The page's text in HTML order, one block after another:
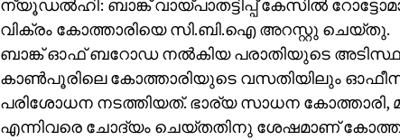
ന്യൂഡല്‍ഹി: ബാങ്ക് വായ്പാതട്ടിപ്പ് കേസില്‍
വിക്രം കോത്താരിയെ സി.ബി.ഐ അറസ്റ്റു ചെയ്തു.
ബാങ്ക് ഓഫ് ബറോഡ നല്‍കിയ പരാതിയുടെ
കാണ്‍പൂരിലെ കോത്താരിയുടെ വസതിയിലും
പരിശോധന നടത്തിയത്. ഭാര്യ സാധന
എന്നിവരെ ചോദ്യം ചെയ്തതിനു ശേഷമാണ്